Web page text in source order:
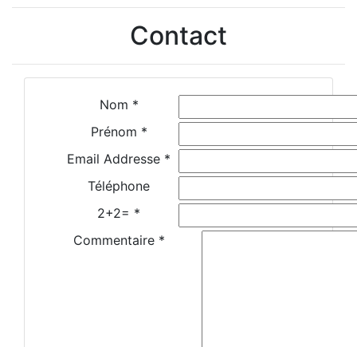
Previous
Contact
Nom *
Prénom *
Email Addresse *
Téléphone
2+2= *
Commentaire *